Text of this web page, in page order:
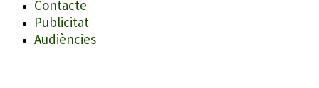
Contacte
Publicitat
Audiències